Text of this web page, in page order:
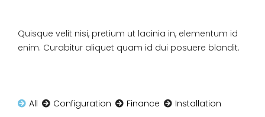
Quisque velit nisi, pretium ut lacinia in, elementum id
enim. Curabitur aliquet quam id dui posuere blandit.
All Configuration Finance Installation